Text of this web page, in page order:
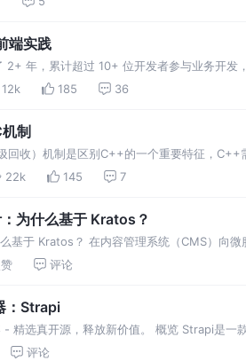
端实践
2+ 年，累计超过 10+ 位开发者参与业务开发
程依赖内部的一套 Regularjs 技术栈也已经
12k 185 36
制
收）机制是区别C++的一个重要特征，C++
已经为我们代劳了，从这一点上来说，JAVA
22k 145 7
为什么基于 Kratos？
于 Kratos？ 在内容管理系统（CMS）向
评论
：Strapi
精选真开源，释放新价值。 概览 Strapi是一
提 评论